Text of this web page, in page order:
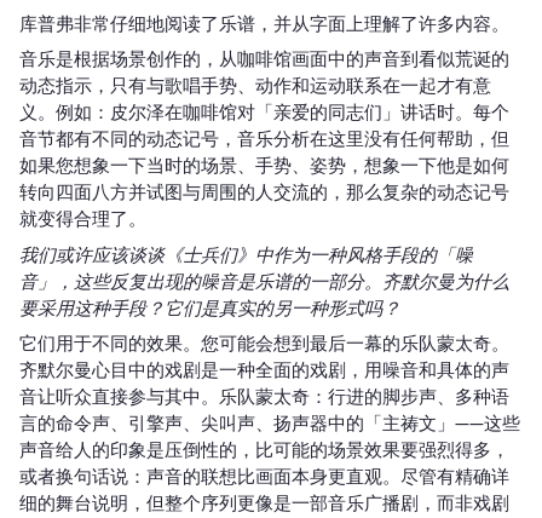
库普弗非常仔细地阅读了乐谱，并从字面上理解了许多内容。
音乐是根据场景创作的，从咖啡馆画面中的声音到看似荒诞的
动态指示，只有与歌唱手势、动作和运动联系在一起才有意
义。例如：皮尔泽在咖啡馆对「亲爱的同志们」讲话时。每个
音节都有不同的动态记号，音乐分析在这里没有任何帮助，但
如果您想象一下当时的场景、手势、姿势，想象一下他是如何
转向四面八方并试图与周围的人交流的，那么复杂的动态记号
就变得合理了。
我们或许应该谈谈《士兵们》中作为一种风格手段的「噪
音」，这些反复出现的噪音是乐谱的一部分。齐默尔曼为什么
要采用这种手段？它们是真实的另一种形式吗？
它们用于不同的效果。您可能会想到最后一幕的乐队蒙太奇。
齐默尔曼心目中的戏剧是一种全面的戏剧，用噪音和具体的声
音让听众直接参与其中。乐队蒙太奇：行进的脚步声、多种语
言的命令声、引擎声、尖叫声、扬声器中的「主祷文」——这些
声音给人的印象是压倒性的，比可能的场景效果要强烈得多，
或者换句话说：声音的联想比画面本身更直观。尽管有精确详
细的舞台说明，但整个序列更像是一部音乐广播剧，而非戏剧